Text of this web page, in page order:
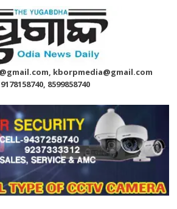
kborpmedia@gmail.com
9178158740, 8599858740